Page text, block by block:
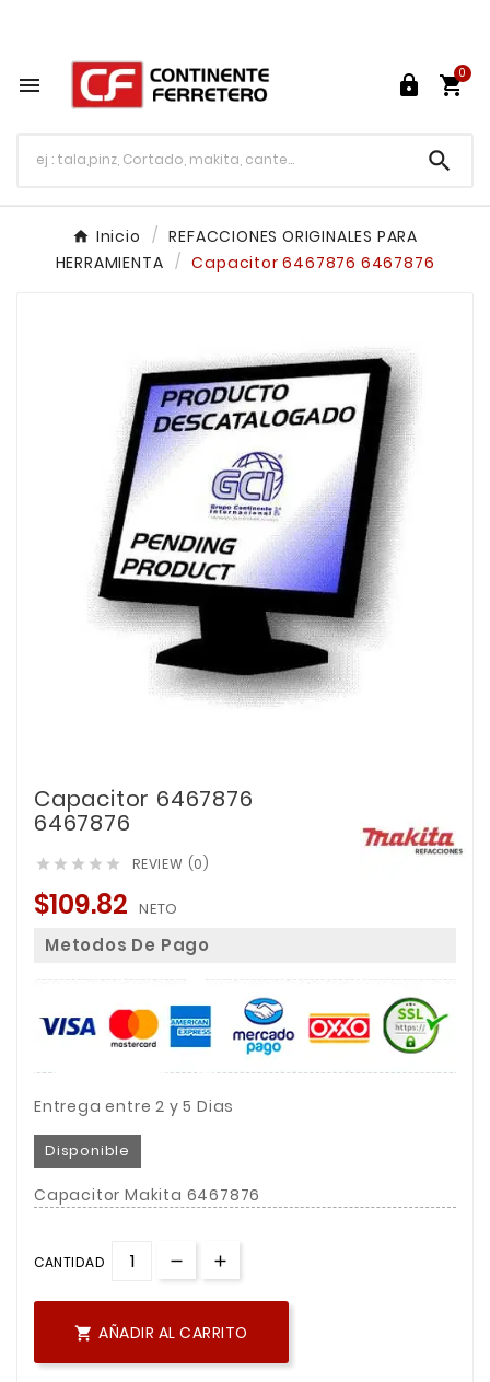
  
0

Inicio
REFACCIONES ORIGINALES PARA
HERRAMIENTA
Capacitor 6467876 6467876
Capacitor 6467876
6467876
     REVIEW (0)
$109.82 NETO
Metodos De Pago
Entrega entre 2 y 5 Dias
Disponible
Capacitor Makita 6467876
CANTIDAD
 AÑADIR AL CARRITO